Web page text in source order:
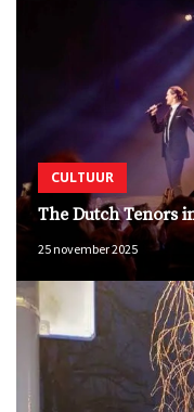
CULTUUR
The Dutch Tenors
25 november 2025